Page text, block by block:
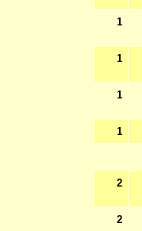
1
1
1
1
2
2